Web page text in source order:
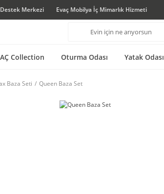
Destek Merkezi Evaç Mobilya İç Mimarlık Hizmeti
Collection Oturma Odası Yatak Odası
Baza Seti Queen Baza Set